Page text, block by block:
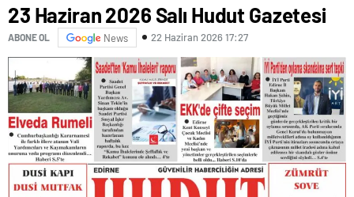
23 Haziran 2026 Salı Hudut Gazetesi
ABONE OL News 22 Haziran 2026 17:27